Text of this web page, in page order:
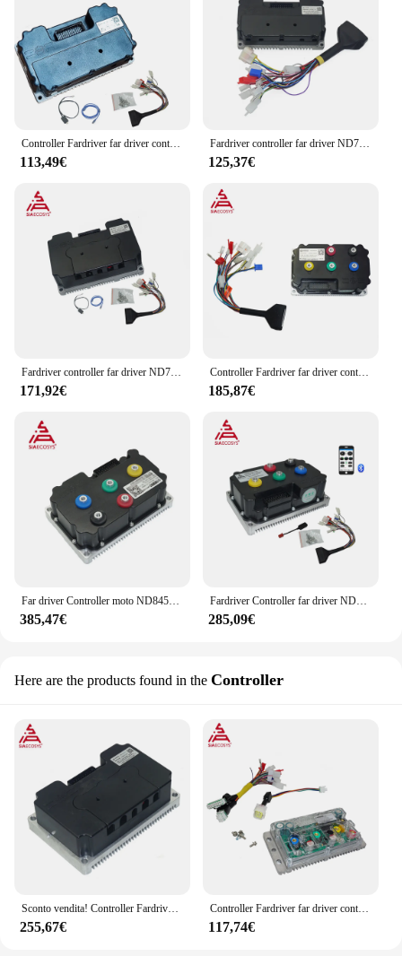
Controller Fardriver far driver controller ND72200 200A per Controller moto elettrica BLDC con Bluetooth programmabile
113,49€
Fardriver controller far driver ND72240 Controller 240A BLDC Motor per ebike con Bluetooth programmabile
125,37€
Fardriver controller far driver ND72340 Controller moto elettrica 300A BLDC programmabile con Bluetooth programmabile
171,92€
Controller Fardriver far driver controller ND72360 ND84360 ND96360 Controller ebike con dissipatore di calore 360A 3-4KW BLDC programmabile
185,87€
385,47€
Fardriver Controller far driver ND72530 530A corrente per Controller programmabile ebike con Bluetooth
285,09€
Here are the products found in the Controller
255,67€
Controller Fardriver far driver controller ND72280 accessori per moto elettriche custodia trasparente Bluetooth programmabile
117,74€